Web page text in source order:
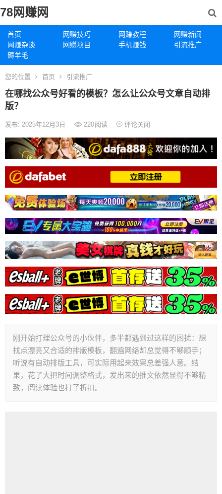
78网赚网
首页 网赚技巧 网赚教程
网赚新闻
网赚杂谈
网赚项目 手机赚钱
引流推广
薅羊毛
您的位置 首页 引流推广
在哪找公众号好看的模板？怎么让公众号文章自动排
版？
发布: 2025年12月3日 220阅读 评论关闭
刚开始打理公众号的小伙伴，多半都遇到过这样的困扰：想
找点漂亮又合适的排版模板，翻遍网络却总觉得不够顺手；
听说有自动排版工具，可实际用起来效果总差强人意。结
果，花了大把时间调整格式，发出来的推文依然显得不够精
致，阅读体验也打了折扣。